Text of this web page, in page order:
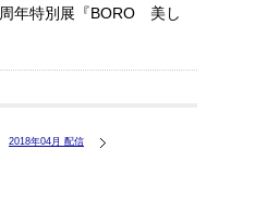
年特別展『BORO 美し
2018年04月 配信